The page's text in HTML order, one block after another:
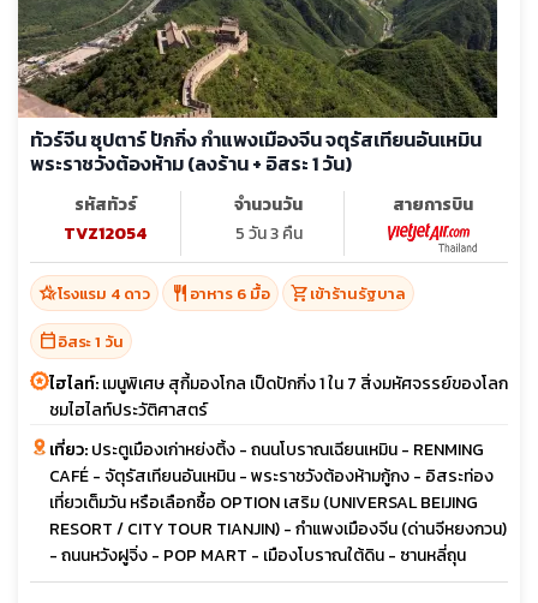
ทัวร์จีน ซุปตาร์ ปักกิ่ง กำแพงเมืองจีน จตุรัสเทียนอันเหมิน
พระราชวังต้องห้าม (ลงร้าน + อิสระ 1 วัน)
รหัสทัวร์
TVZ12054
จำนวนวัน
5 วัน 3 คืน
สายการบิน
hotel_classโรงแรม 4 ดาว restaurant อาหาร 6 มื้อ shopping_cartเข้าร้านรัฐบาล
calendar_todayอิสระ 1 วัน
ไฮไลท์:เมนูพิเศษ สุกี้มองโกล เป็ดปักกิ่ง 1 ใน 7 สิ่งมหัศจรรย์ของโลก
ชมไฮไลท์ประวัติศาสตร์
เที่ยว:ประตูเมืองเก่าหย่งติ้ง - ถนนโบราณเฉียนเหมิน - RENMING
CAFÉ - จัตุรัสเทียนอันเหมิน - พระราชวังต้องห้ามกู้กง - อิสระท่อง
เที่ยวเต็มวัน หรือเลือกซื้อ OPTION เสริม (UNIVERSAL BEIJING
RESORT / CITY TOUR TIANJIN) - กำแพงเมืองจีน (ด่านจีหยงกวน)
- ถนนหวังฝูจิ่ง - POP MART - เมืองโบราณใต้ดิน - ซานหลี่ถุน